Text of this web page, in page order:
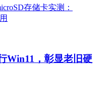
Win11，彰显老旧硬